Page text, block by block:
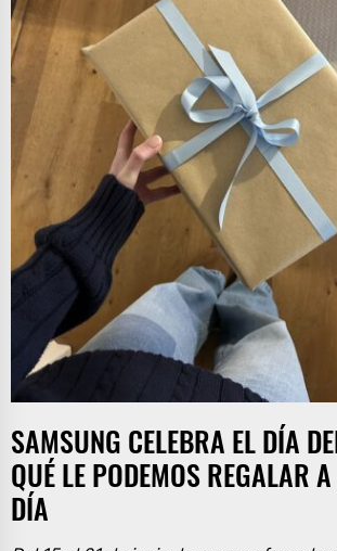
SAMSUNG CELEBRA EL DÍA
QUÉ LE PODEMOS REGALAR
DÍA